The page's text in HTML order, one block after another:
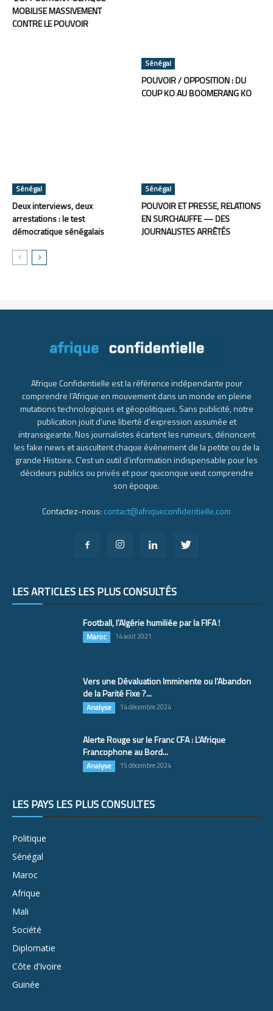
MOBILISE MASSIVEMENT
CONTRE LE POUVOIR
Sénégal
POUVOIR / OPPOSITION : DU
COUP KO AU BOOMERANG KO
Sénégal
Deux interviews, deux
arrestations : le test
démocratique sénégalais
Sénégal
POUVOIR ET PRESSE, RELATIONS
EN SURCHAUFFE — DES
JOURNALISTES ARRÊTÉS
Afrique Confidentielle est la référence indépendante pour
comprendre l’Afrique en mouvement dans un monde en pleine
mutations technologiques et géopolitiques. Sans publicité, notre
publication jouit d’une liberté d’expression assumée et
intransigeante. Nos journalistes écartent les rumeurs, dénoncent
les fake news et auscultent chaque événement de la petite ou de la
grande Histoire. C’est un outil d’information indispensable pour les
décideurs publics ou privés et pour quiconque veut comprendre
son époque.
Contactez-nous: contact@afriqueconfidentielle.com
LES ARTICLES LES PLUS CONSULTÉS
Football, l’Algérie humiliée par la FIFA !
Maroc 14 août 2021
Vers une Dévaluation Imminente ou l’Abandon
de la Parité Fixe ?...
Analyse 14 décembre 2024
Alerte Rouge sur le Franc CFA : L’Afrique
Francophone au Bord...
Analyse 15 décembre 2024
LES PAYS LES PLUS CONSULTÉS
Politique
Sénégal
Maroc
Afrique
Mali
Société
Diplomatie
Côte d’Ivoire
Guinée